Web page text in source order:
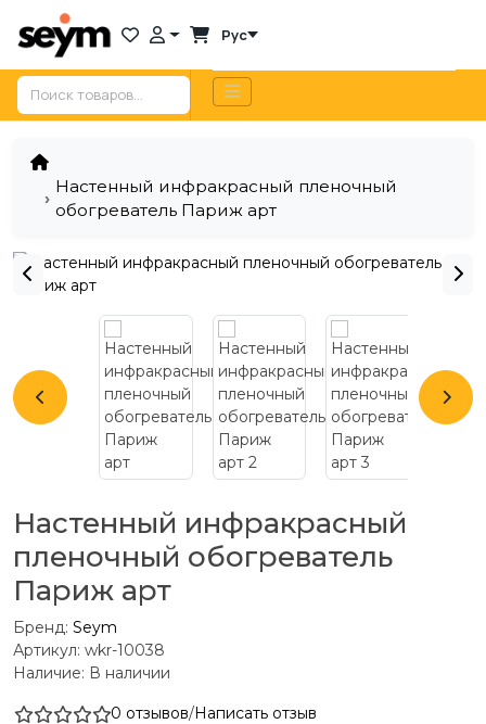
Рус
Настенный инфракрасный пленочный
обогреватель Париж арт
Настенный инфракрасный
пленочный обогреватель
Париж арт
Бренд: Seym
Артикул: wkr-10038
Наличие: В наличии
0 отзывов/Написать отзыв